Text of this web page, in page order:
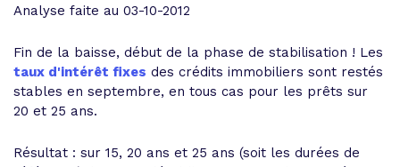
Analyse faite au 03-10-2012
Fin de la baisse, début de la phase de stabilisation ! Les
taux d'intérêt fixes des crédits immobiliers sont restés
stables en septembre, en tous cas pour les prêts sur
20 et 25 ans.
Résultat : sur 15, 20 ans et 25 ans (soit les durées de